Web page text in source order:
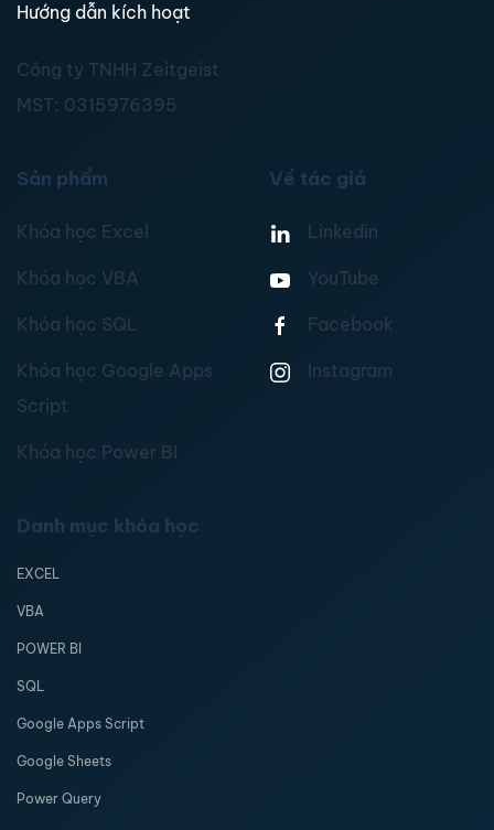
Hướng dẫn kích hoạt
Công ty TNHH Zeitgeist
MST: 0315976395
Sản phẩm
Khóa học Excel
Khóa học VBA
Khóa học SQL
Khóa học Google Apps
Script
Khóa học Power BI
Về tác giả
Linkedin
YouTube
Facebook
Instagram
Danh mục khóa học
EXCEL
VBA
POWER BI
SQL
Google Apps Script
Google Sheets
Power Query